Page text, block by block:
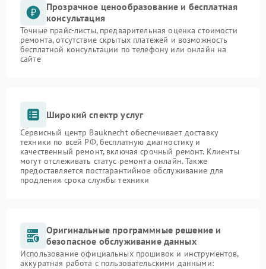
Прозрачное ценообразование и бесплатная
консультация
Точные прайс-листы, предварительная оценка стоимости
ремонта, отсутствие скрытых платежей и возможность
бесплатной консультации по телефону или онлайн на
сайте
Широкий спектр услуг
Сервисный центр Bauknecht обеспечивает доставку
техники по всей РФ, бесплатную диагностику и
качественный ремонт, включая срочный ремонт. Клиенты
могут отслеживать статус ремонта онлайн. Также
предоставляется постгарантийное обслуживание для
продления срока службы техники
Оригинальные программные решение и
безопасное обслуживание данных
Использование официальных прошивок и инструментов,
аккуратная работа с пользовательскими данными: